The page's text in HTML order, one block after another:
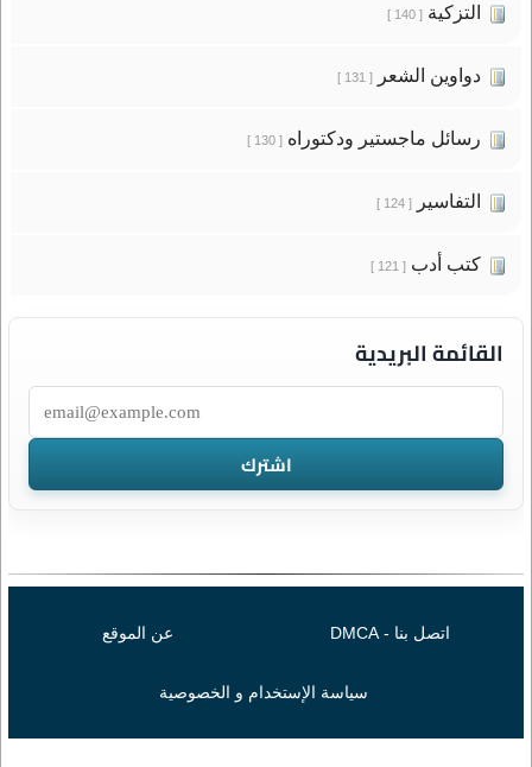
التزكية[ 140 ]
دواوين الشعر[ 131 ]
رسائل ماجستير ودكتوراه[ 130 ]
التفاسير[ 124 ]
كتب أدب[ 121 ]
القائمة البريدية
اتصل بنا - DMCA عن الموقع
سياسة الإستخدام و الخصوصية